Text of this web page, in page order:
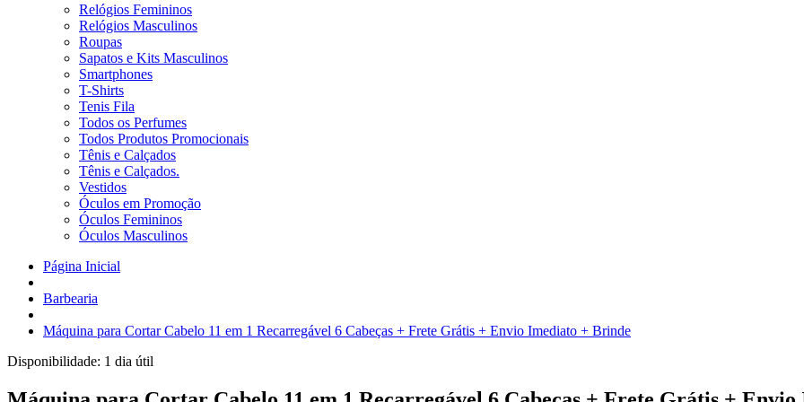
Relógios Femininos
Relógios Masculinos
Roupas
Sapatos e Kits Masculinos
Smartphones
T-Shirts
Tenis Fila
Todos os Perfumes
Todos Produtos Promocionais
Tênis e Calçados
Tênis e Calçados.
Vestidos
Óculos em Promoção
Óculos Femininos
Óculos Masculinos
Página Inicial
Barbearia
Máquina para Cortar Cabelo 11 em 1 Recarregável 6 Cabeças + Frete Grátis + Envio Imediato + Brinde
Disponibilidade: 1 dia útil